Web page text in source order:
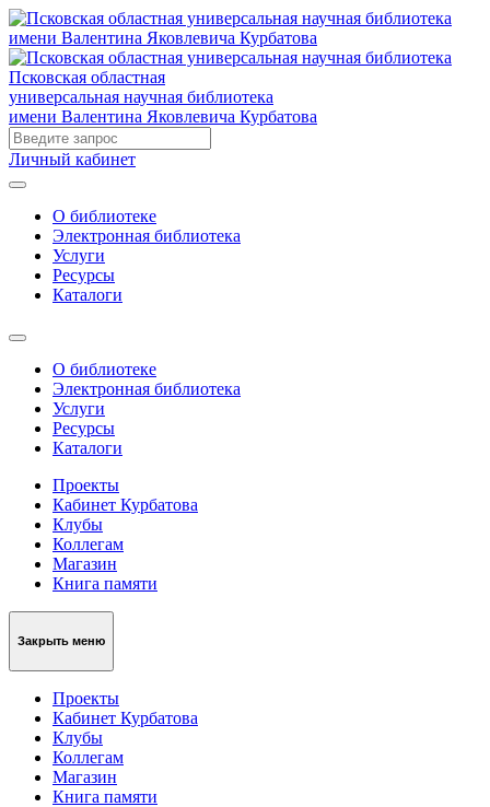
Псковская областная
универсальная научная библиотека
имени Валентина Яковлевича Курбатова
Личный кабинет
О библиотеке
Электронная библиотека
Услуги
Ресурсы
Каталоги
О библиотеке
Электронная библиотека
Услуги
Ресурсы
Каталоги
Проекты
Кабинет Курбатова
Клубы
Коллегам
Магазин
Книга памяти
Закрыть меню
Проекты
Кабинет Курбатова
Клубы
Коллегам
Магазин
Книга памяти